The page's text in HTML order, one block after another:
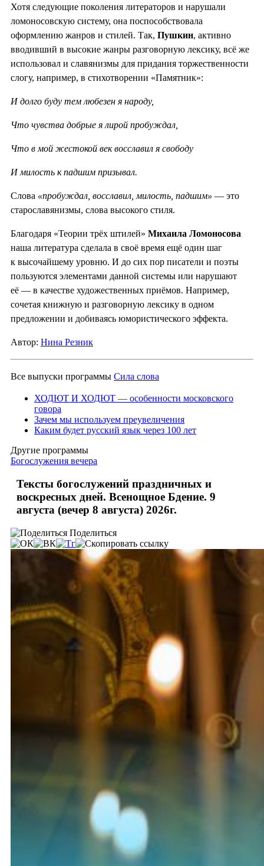
Хотя следующие поколения литераторов и нарушали
ломоносовскую систему, она поспособствовала
оформлению жанров и стилей. Так, Пушкин, активно
вводивший в высокие жанры разговорную лексику, всё же
использовал и славянизмы для придания торжественности
слогу, например, в стихотворении «Памятник»:
И долго буду тем любезен я народу,
Что чувства добрые я лирой пробуждал,
Что в мой жестокой век восславил я свободу
И милость к падшим призывал.
Слова «пробуждал, восславил, милость, падшим» — это
старославянизмы, слова высокого стиля.
Благодаря «Теории трёх штилей» Михаила Ломоносова
наша литература сделала в своё время ещё один шаг
к высочайшему уровню. И до сих пор писатели и поэты
пользуются элементами данной системы или нарушают
её — в качестве художественных приёмов. Например,
сочетая книжную и разговорную лексику в одном
предложении и добиваясь юмористического эффекта.
Автор: Нина Резник
Все выпуски программы Сила слова
ХОДЮТ И ХОДЮТ — особенности московского
говора
Зачем мы используем преувеличения
Каким будет русский язык через 100 лет
Другие программы
Богослужения вечера
Тексты богослужений праздничных и
воскресных дней. Всенощное Бдение. 9
августа (вечер 8 августа) 2026г.
Поделиться